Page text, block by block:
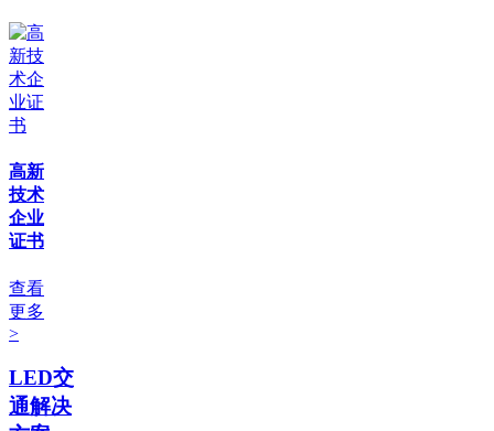
高新
技术
企业
证书
查看
更多
>
LED交
通解决